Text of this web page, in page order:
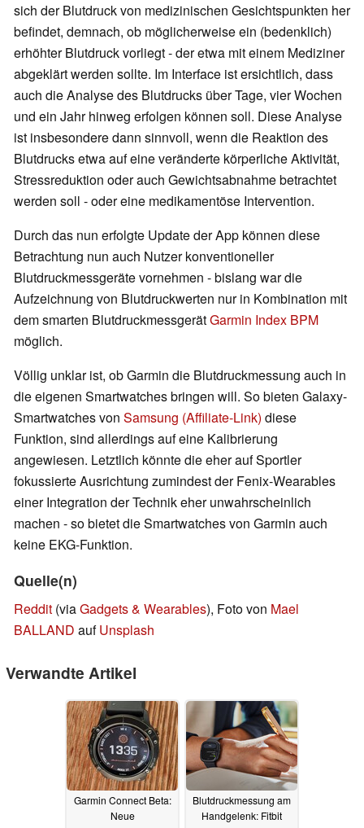
sich der Blutdruck von medizinischen Gesichtspunkten her
befindet, demnach, ob möglicherweise ein (bedenklich)
erhöhter Blutdruck vorliegt - der etwa mit einem Mediziner
abgeklärt werden sollte. Im Interface ist ersichtlich, dass
auch die Analyse des Blutdrucks über Tage, vier Wochen
und ein Jahr hinweg erfolgen können soll. Diese Analyse
ist insbesondere dann sinnvoll, wenn die Reaktion des
Blutdrucks etwa auf eine veränderte körperliche Aktivität,
Stressreduktion oder auch Gewichtsabnahme betrachtet
werden soll - oder eine medikamentöse Intervention.
Durch das nun erfolgte Update der App können diese
Betrachtung nun auch Nutzer konventioneller
Blutdruckmessgeräte vornehmen - bislang war die
Aufzeichnung von Blutdruckwerten nur in Kombination mit
dem smarten BlutdruckmessgerätGarmin Index BPM
möglich.
Völlig unklar ist, ob Garmin die Blutdruckmessung auch in
die eigenen Smartwatches bringen will. So bieten Galaxy-
Smartwatches von Samsung (Affiliate-Link) diese
Funktion, sind allerdings auf eine Kalibrierung
angewiesen. Letztlich könnte die eher auf Sportler
fokussierte Ausrichtung zumindest der Fenix-Wearables
einer Integration der Technik eher unwahrscheinlich
machen - so bietet die Smartwatches von Garmin auch
keine EKG-Funktion.
Quelle(n)
Reddit (viaGadgets & Wearables), Foto von Mael
BALLAND aufUnsplash
Verwandte Artikel
Garmin Connect Beta:
Neue
Blutdruckmessung am
Handgelenk: Fitbit